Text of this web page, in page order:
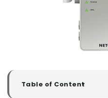
Table of Content
▼